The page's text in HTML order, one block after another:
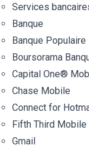
Services
Banque
Banque Populaire
Boursorama
Capital One®
Chase Mobile
Connect for
Fifth Third Mobile
Gmail